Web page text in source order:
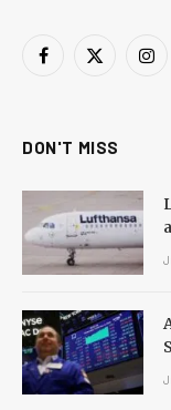
Facebook
X
DON'T MISS